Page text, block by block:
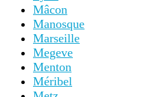
Mâcon
Manosque
Marseille
Megeve
Menton
Méribel